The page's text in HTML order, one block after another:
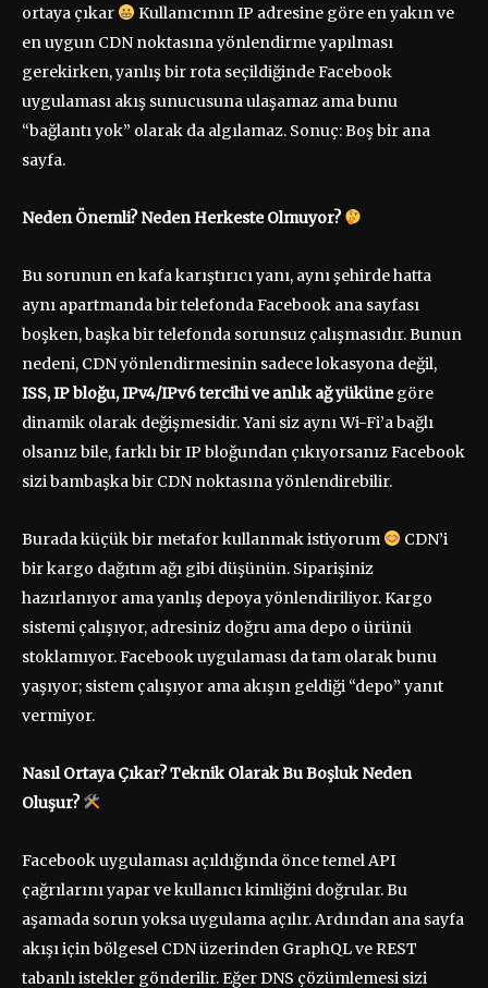
ortaya çıkar
Kullanıcının IP adresine göre en yakın ve
en uygun CDN noktasına yönlendirme yapılması
gerekirken, yanlış bir rota seçildiğinde Facebook
uygulaması akış sunucusuna ulaşamaz ama bunu
“bağlantı yok” olarak da algılamaz. Sonuç: Boş bir ana
sayfa.
Neden Önemli? Neden Herkeste Olmuyor?
Bu sorunun en kafa karıştırıcı yanı, aynı şehirde hatta
aynı apartmanda bir telefonda Facebook ana sayfası
boşken, başka bir telefonda sorunsuz çalışmasıdır. Bunun
nedeni, CDN yönlendirmesinin sadece lokasyona değil,
ISS, IP bloğu, IPv4/IPv6 tercihi ve anlık ağ yükünegöre
dinamik olarak değişmesidir. Yani siz aynı Wi-Fi’a bağlı
olsanız bile, farklı bir IP bloğundan çıkıyorsanız Facebook
sizi bambaşka bir CDN noktasına yönlendirebilir.
Burada küçük bir metafor kullanmak istiyorum
CDN’i
bir kargo dağıtım ağı gibi düşünün. Siparişiniz
hazırlanıyor ama yanlış depoya yönlendiriliyor. Kargo
sistemi çalışıyor, adresiniz doğru ama depo o ürünü
stoklamıyor. Facebook uygulaması da tam olarak bunu
yaşıyor; sistem çalışıyor ama akışın geldiği “depo” yanıt
vermiyor.
Nasıl Ortaya Çıkar? Teknik Olarak Bu Boşluk Neden
Oluşur?
Facebook uygulaması açıldığında önce temel API
çağrılarını yapar ve kullanıcı kimliğini doğrular. Bu
aşamada sorun yoksa uygulama açılır. Ardından ana sayfa
akışı için bölgesel CDN üzerinden GraphQL ve REST
tabanlı istekler gönderilir. Eğer DNS çözümlemesi sizi